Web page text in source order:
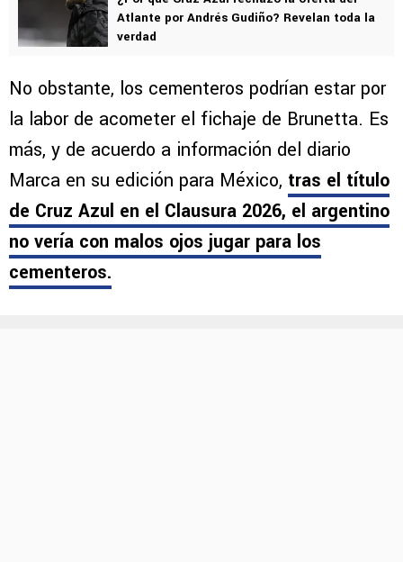
Atlante por Andrés Gudiño? Revelan toda la
verdad
No obstante, los cementeros podrían estar por
la labor de acometer el fichaje de Brunetta. Es
más, y de acuerdo a información del diario
Marca en su edición para México, tras el título
de Cruz Azul en el Clausura 2026, el argentino
no vería con malos ojos jugar para los
cementeros.